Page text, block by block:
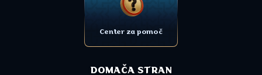
Center za pomoč
DOMAČA STRAN